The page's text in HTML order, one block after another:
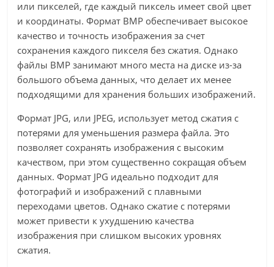
или пикселей, где каждый пиксель имеет свой цвет
и координаты. Формат BMP обеспечивает высокое
качество и точность изображения за счет
сохранения каждого пикселя без сжатия. Однако
файлы BMP занимают много места на диске из-за
большого объема данных, что делает их менее
подходящими для хранения больших изображений.
Формат JPG, или JPEG, использует метод сжатия с
потерями для уменьшения размера файла. Это
позволяет сохранять изображения с высоким
качеством, при этом существенно сокращая объем
данных. Формат JPG идеально подходит для
фотографий и изображений с плавными
переходами цветов. Однако сжатие с потерями
может привести к ухудшению качества
изображения при слишком высоких уровнях
сжатия.